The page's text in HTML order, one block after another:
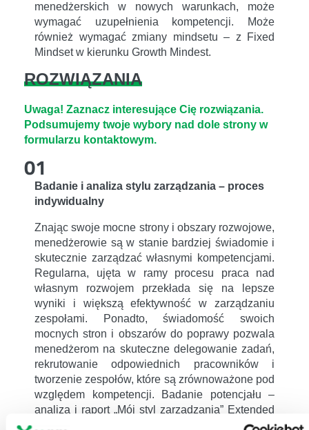
menedżerskich w nowych warunkach, może
wymagać uzupełnienia kompetencji. Może
również wymagać zmiany mindsetu – z Fixed
Mindset w kierunku Growth Mindest.
ROZWIĄZANIA
Uwaga! Zaznacz interesujące Cię rozwiązania.
Podsumujemy twoje wybory nad dole strony w
formularzu kontaktowym.
01
Badanie i analiza stylu zarządzania – proces
indywidualny
Znając swoje mocne strony i obszary rozwojowe,
menedżerowie są w stanie bardziej świadomie i
skutecznie zarządzać własnymi kompetencjami.
Regularna, ujęta w ramy procesu praca nad
własnym rozwojem przekłada się na lepsze
wyniki i większą efektywność w zarządzaniu
zespołami. Ponadto, świadomość swoich
mocnych stron i obszarów do poprawy pozwala
menedżerom na skuteczne delegowanie zadań,
rekrutowanie odpowiednich pracowników i
tworzenie zespołów, które są zrównoważone pod
względem kompetencji. Badanie potencjału –
analiza i raport „Mój styl zarządzania” Extended
DISC (lub jego odpowiedniki w metodach: